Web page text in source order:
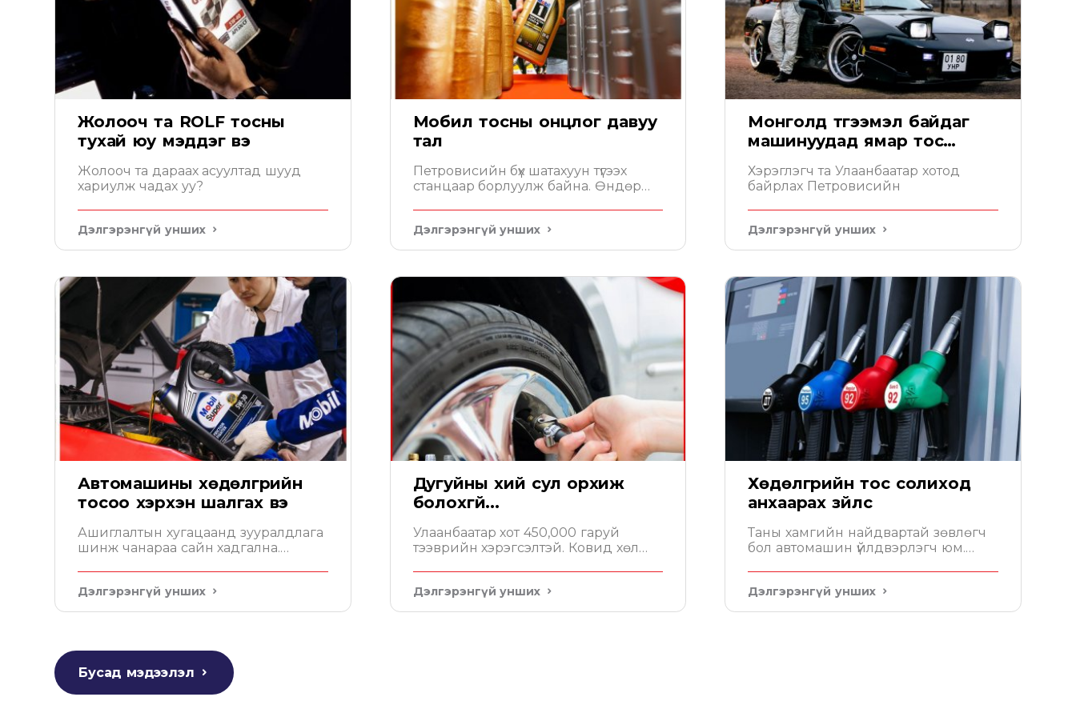
Жолооч та ROLF тосны
тухай юу мэддэг вэ
Жолооч та дараах асуултад шууд
хариулж чадах уу?
Дэлгэрэнгүй унших
Мобил тосны онцлог давуу
тал
Петровисийн бүх шатахуун түгээх
станцаар борлуулж байна. Өндөр
Дэлгэрэнгүй унших
Монголд түгээмэл байдаг
машинуудад ямар тос
Хэрэглэгч та Улаанбаатар хотод
байрлах Петровисийн
Дэлгэрэнгүй унших
Автомашины хөдөлгүүрийн
тосоо хэрхэн шалгах вэ
Ашиглалтын хугацаанд зууралдлага
шинж чанараа сайн хадгална.
Дэлгэрэнгүй унших
Дугуйны хий сул орхиж
болохгүй...
Улаанбаатар хот 450,000 гаруй
тээврийн хэрэгсэлтэй. Ковид хөл
нь багадаа 14 хоног сул зогсож
байна. Энэ үед нэг анхаарах зүйл нь
Дэлгэрэнгүй унших
Хөдөлгүүрийн тос солиход
анхаарах зүйлс
Таны хамгийн найдвартай зөвлөгч
бол автомашин үйлдвэрлэгч юм.
бичсэн байдаг. Уг зөвлөмжийн
дагуу тосоо сонгох хэрэгтэй.
Дэлгэрэнгүй унших
Бусад мэдээлэл